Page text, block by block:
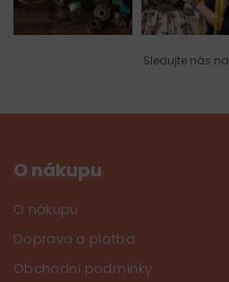
Sledujte nás na
O nákupu
O nákupu
Doprava a platba
Obchodní podmínky